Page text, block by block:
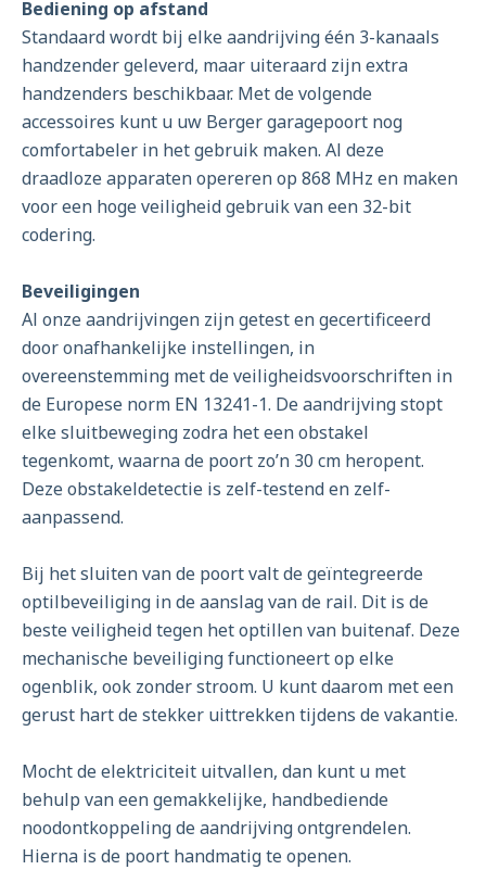
Bediening op afstand
Standaard wordt bij elke aandrijving één 3-kanaals
handzender geleverd, maar uiteraard zijn extra
handzenders beschikbaar. Met de volgende
accessoires kunt u uw Berger garagepoort nog
comfortabeler in het gebruik maken. Al deze
draadloze apparaten opereren op 868 MHz en maken
voor een hoge veiligheid gebruik van een 32-bit
codering.
Beveiligingen
Al onze aandrijvingen zijn getest en gecertificeerd
door onafhankelijke instellingen, in
overeenstemming met de veiligheidsvoorschriften in
de Europese norm EN 13241-1. De aandrijving stopt
elke sluitbeweging zodra het een obstakel
tegenkomt, waarna de poort zo’n 30 cm heropent.
Deze obstakeldetectie is zelf-testend en zelf-
aanpassend.
Bij het sluiten van de poort valt de geïntegreerde
optilbeveiliging in de aanslag van de rail. Dit is de
beste veiligheid tegen het optillen van buitenaf. Deze
mechanische beveiliging functioneert op elke
ogenblik, ook zonder stroom. U kunt daarom met een
gerust hart de stekker uittrekken tijdens de vakantie.
Mocht de elektriciteit uitvallen, dan kunt u met
behulp van een gemakkelijke, handbediende
noodontkoppeling de aandrijving ontgrendelen.
Hierna is de poort handmatig te openen.